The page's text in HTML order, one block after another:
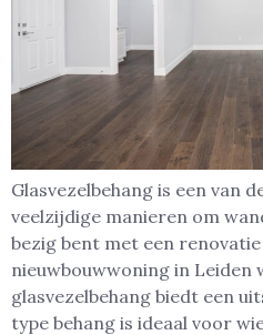
Glasvezelbehang is een van
veelzijdige manieren om
bezig bent met een
nieuwbouwwoning in Leiden
glasvezelbehang biedt een
type behang is ideaal voor